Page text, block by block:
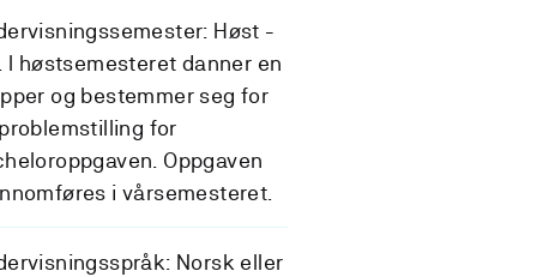
Høst -
I høstsemesteret danner en
og bestemmer seg for
for
Oppgaven
i vårsemesteret.
Norsk eller